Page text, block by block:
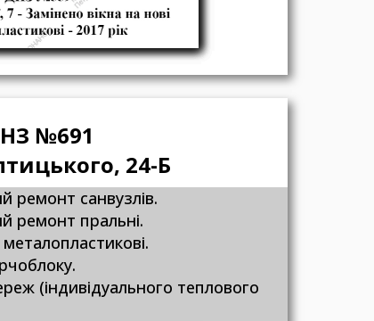
ремонт санвузлів.
№691
24-Б
ремонт пральні.
(індивідуального теплового